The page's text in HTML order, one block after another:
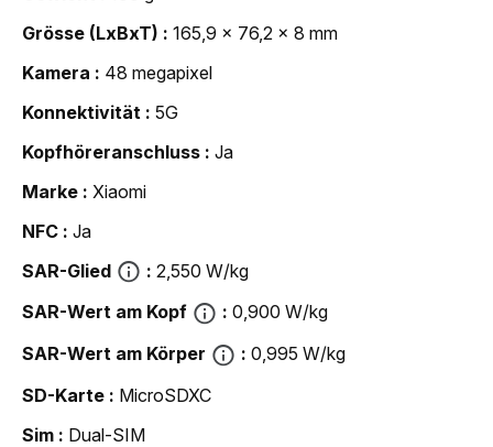
Grösse (LxBxT)
165,9 x 76,2 x 8 mm
Kamera
48 megapixel
Konnektivität
5G
Kopfhöreranschluss
Ja
Marke
Xiaomi
NFC
Ja
SAR-Glied
2,550 W/kg
SAR-Wert am Kopf
0,900 W/kg
SAR-Wert am Körper
0,995 W/kg
SD-Karte
MicroSDXC
Sim
Dual-SIM